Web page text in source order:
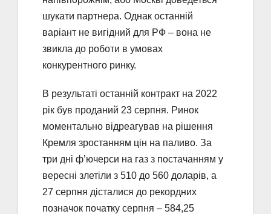
шукати партнера. Однак останній
варіант не вигідний для РФ – вона не
звикла до роботи в умовах
конкурентного ринку.
В результаті останній контракт на 2022
рік був проданий 23 серпня. Ринок
моментально відреагував на рішення
Кремля зростанням цін на паливо. За
три дні ф’ючерси на газ з постачанням у
вересні злетіли з 510 до 560 доларів, а
27 серпня дісталися до рекордних
позначок початку серпня – 584,25